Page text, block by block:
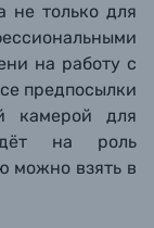
не только для
на работу с
предпосылки
камерой для
на роль
можно взять в